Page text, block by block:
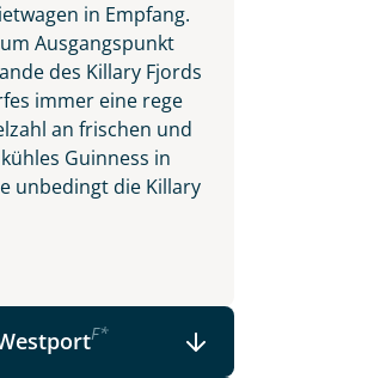
in Empfang.
Ausgangspunkt
des Killary Fjords
immer eine rege
an frischen und
Guinness in
unbedingt die Killary
F*